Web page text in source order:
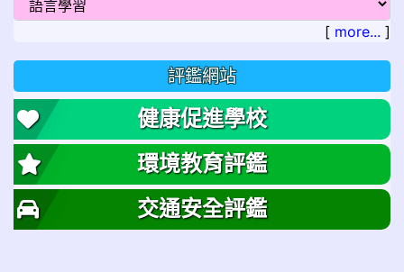
[ more... ]
評鑑網站
健康促進學校
環境教育評鑑
交通安全評鑑